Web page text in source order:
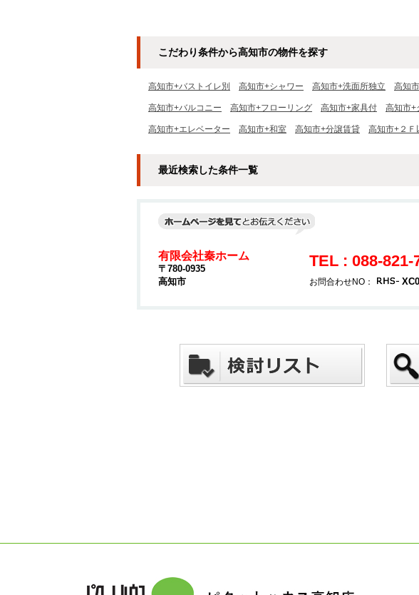
こだわり条件から高知市の物件を探す
高知市+バストイレ別 高知市+シャワー 高知市+洗面所独立 高知
高知市+バルコニー 高知市+フローリング 高知市+家具付 高知市+
高知市+エレベーター 高知市+和室 高知市+分譲賃貸 高知市+２Ｆ
最近検索した条件一覧
有限会社秦ホーム
〒780-0935
高知市
TEL : 088-821-
お問合わせNO：